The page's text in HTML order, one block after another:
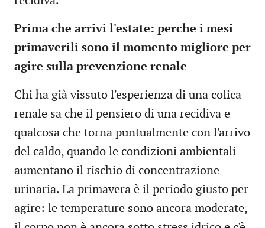
Prima che arrivi l'estate: perche i mesi
primaverili sono il momento migliore per
agire sulla prevenzione renale
Chi ha già vissuto l'esperienza di una colica
renale sa che il pensiero di una recidiva e
qualcosa che torna puntualmente con l'arrivo
del caldo, quando le condizioni ambientali
aumentano il rischio di concentrazione
urinaria. La primavera è il periodo giusto per
agire: le temperature sono ancora moderate,